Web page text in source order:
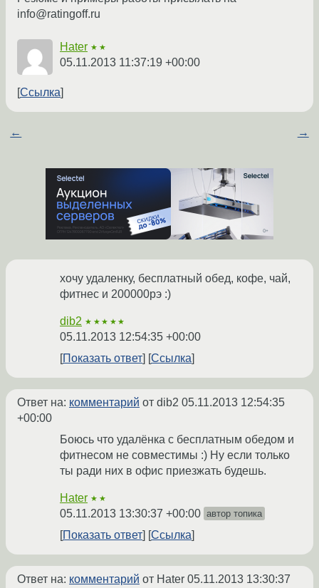
info@ratingoff.ru
Hater ★★
05.11.2013 11:37:19 +00:00
Ссылка
← →
хочу удаленку, бесплатный обед, кофе, чай,
фитнес и 200000рэ :)
dib2 ★★★★★
05.11.2013 12:54:35 +00:00
Показать ответ
Ссылка
Ответ на: комментарий от dib2 05.11.2013 12:54:35
+00:00
Боюсь что удалёнка с бесплатным обедом и
фитнесом не совместимы :) Ну если только
ты ради них в офис приезжать будешь.
Hater ★★
05.11.2013 13:30:37 +00:00 автор топика
Показать ответ Ссылка
Ответ на: комментарий от Hater 05.11.2013 13:30:37